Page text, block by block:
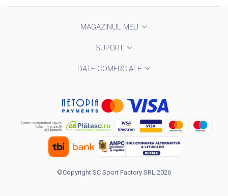
MAGAZINUL MEU
SUPORT
DATE COMERCIALE
©Copyright SC Sport Factory SRL 2026